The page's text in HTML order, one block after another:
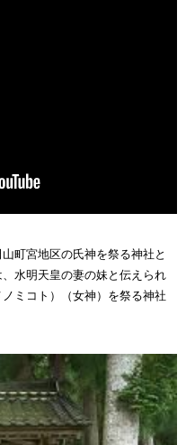
町宮地区の氏神を祭る神社と
水明天皇の妻の妹と伝えられ
ミコト）（女神）を祭る神社